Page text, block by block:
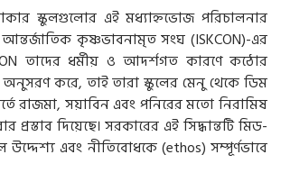
স্কুলগুলোর এই মধ্যাহ্নভোজ পরিচালনার
আন্তর্জাতিক কৃষ্ণভাবনামৃত সংঘ (ISKCON)-এর
তাদের ধর্মীয় ও আদর্শগত কারণে কঠোর
অনুসরণ করে, তাই তারা স্কুলের মেনু থেকে ডিম
রাজমা, সয়াবিন এবং পনিরের মতো নিরামিষ
প্রস্তাব দিয়েছে। সরকারের এই সিদ্ধান্তটি মিড-
উদ্দেশ্য এবং নীতিবোধকে (ethos) সম্পূর্ণভাবে